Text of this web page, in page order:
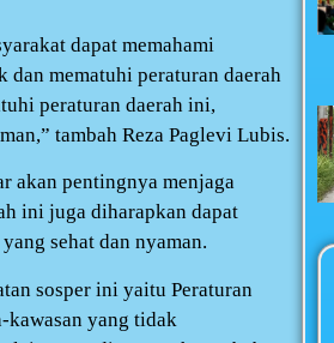
dapat memahami
dan mematuhi peraturan daerah
peraturan daerah ini,
tambah Reza Paglevi Lubis.
akan pentingnya menjaga
ini juga diharapkan dapat
sehat dan nyaman.
sosper ini yaitu Peraturan
kawasan yang tidak